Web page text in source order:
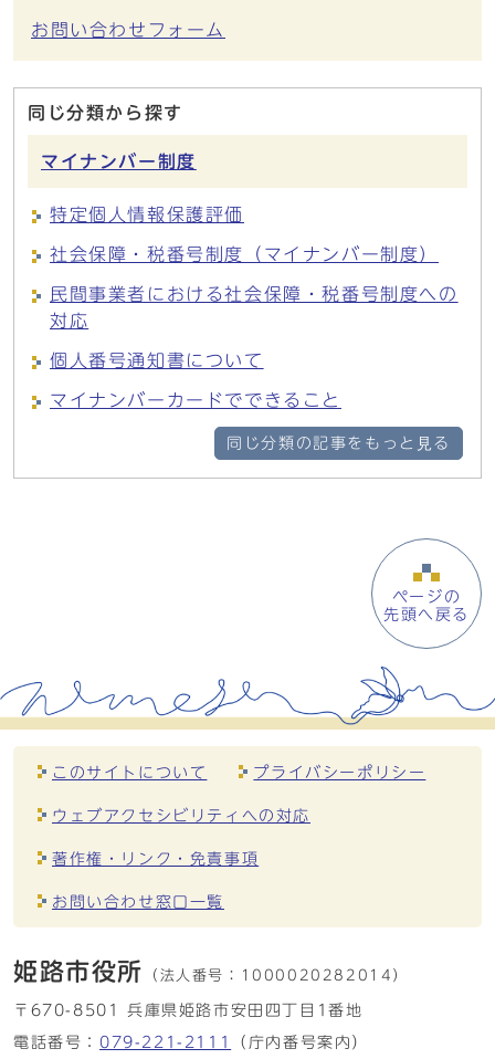
お問い合わせフォーム
同じ分類から探す
マイナンバー制度
特定個人情報保護評価
社会保障・税番号制度（マイナンバー制度）
民間事業者における社会保障・税番号制度への
対応
個人番号通知書について
マイナンバーカードでできること
同じ分類の記事をもっと見る
ページの
先頭へ戻る
このサイトについて プライバシーポリシー
ウェブアクセシビリティへの対応
著作権・リンク・免責事項
お問い合わせ窓口一覧
姫路市役所 （法人番号： 1000020282014）
〒670-8501 兵庫県姫路市安田四丁目1番地
電話番号： 079-221-2111 （庁内番号案内）